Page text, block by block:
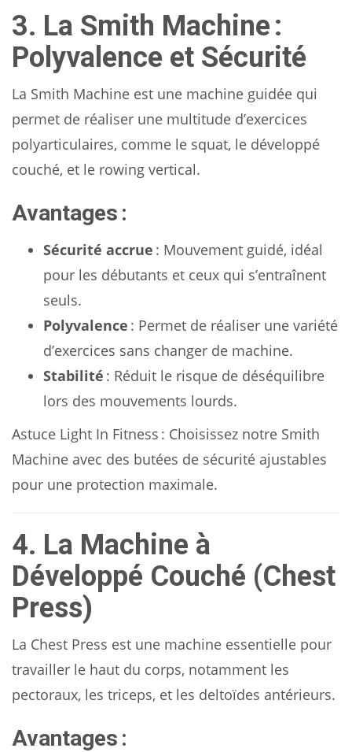
3. La Smith Machine :
Polyvalence et Sécurité
La Smith Machine est une machine guidée qui
permet de réaliser une multitude d’exercices
polyarticulaires, comme le squat, le développé
couché, et le rowing vertical.
Avantages :
Sécurité accrue : Mouvement guidé, idéal
pour les débutants et ceux qui s’entraînent
seuls.
Polyvalence : Permet de réaliser une variété
d’exercices sans changer de machine.
Stabilité : Réduit le risque de déséquilibre
lors des mouvements lourds.
Astuce Light In Fitness : Choisissez notre Smith
Machine avec des butées de sécurité ajustables
pour une protection maximale.
4. La Machine à
Développé Couché (Chest
Press)
La Chest Press est une machine essentielle pour
travailler le haut du corps, notamment les
pectoraux, les triceps, et les deltoïdes antérieurs.
Avantages :